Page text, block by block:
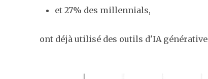
et 27% des millennials,
ont déjà utilisé des outils d'IA